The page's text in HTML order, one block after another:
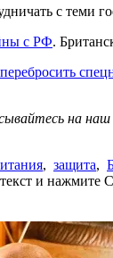
с теми
с РФ.
на наш
, защита,
и нажмите